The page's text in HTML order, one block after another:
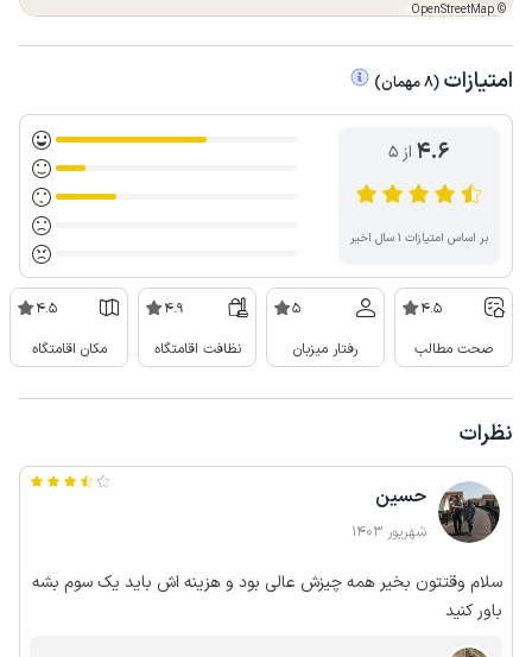
©
OpenStreetMap
امتیازات (
8مهمان)
4.6 از ۵
بر اساس امتیازات ۱ سال اخیر
4.5
صحت مطالب
5
رفتار میزبان
4.9
نظافت اقامتگاه
4.5
مکان اقامتگاه
نظرات
حسین
شهریور 1403
سلام وقتتون بخیر همه چیزش عالی بود و هزینه اش باید یک سوم بشه
باور کنید